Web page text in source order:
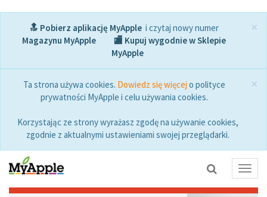
×
🔝 Pobierz aplikację MyApple i czytaj nowy numer
Magazynu MyApple
🏬 Kupuj wygodnie w Sklepie
MyApple
×
Ta strona używa cookies. Dowiedz się więcej o polityce
prywatności MyApple i celu używania cookies.
Korzystając ze strony wyrażasz zgodę na używanie cookies,
zgodnie z aktualnymi ustawieniami swojej przeglądarki.